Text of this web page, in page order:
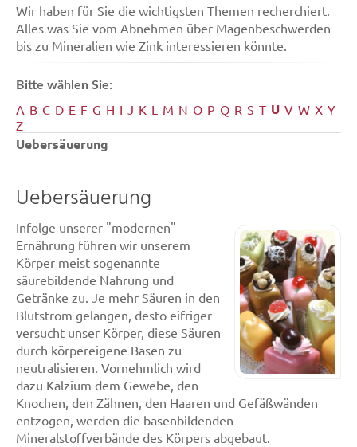
Wir haben für Sie die wichtigsten Themen recherchiert.
Alles was Sie vom Abnehmen über Magenbeschwerden
bis zu Mineralien wie Zink interessieren könnte.
Bitte wählen Sie:
A B C D E F G H I J K L M N O P Q R S T U V W X Y
Z
Uebersäuerung
Uebersäuerung
Infolge unserer "modernen"
Ernährung führen wir unserem
Körper meist sogenannte
säurebildende Nahrung und
Getränke zu. Je mehr Säuren in den
Blutstrom gelangen, desto eifriger
versucht unser Körper, diese Säuren
durch körpereigene Basen zu
neutralisieren. Vornehmlich wird
dazu Kalzium dem Gewebe, den
Knochen, den Zähnen, den Haaren und Gefäßwänden
entzogen, werden die basenbildenden
Mineralstoffverbände des Körpers abgebaut.